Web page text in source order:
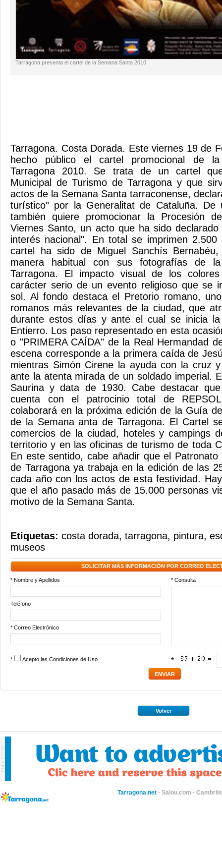
Tarragona presenta el cartel de la Semana Santa 2010
Tarragona. Costa Dorada. Este viernes 19 de
hecho público el cartel promocional de
Tarragona 2010. Se trata de un cartel
Municipal de Turismo de Tarragona y que
actos de la Semana Santa tarraconense,
turístico" por la Generalitat de Cataluña. De
también quiere promocionar la Procesión
Viernes Santo, un acto que ha sido
interés nacional". En total se imprimen
cartel ha sido de Miguel Sanchís
manera habitual con sus fotografías de
Tarragona. El impacto visual de los
carácter serio de un evento religioso que se
sol. Al fondo destaca el Pretorio romano,
romanos más relevantes de la ciudad, que
durante estos días y ante el cual se inicia la
Entierro. Los paso representado en esta
o "PRIMERA CAÍDA" de la Real Hermandad
escena corresponde a la primera caída de
mientras Simón Cirene la ayuda con la cruz
ante la atenta mirada de un soldado imperial.
Saurina y data de 1930. Cabe destacar
cuenta con el patrocinio total de
colaborará en la próxima edición de la Guía
de la Semana anta de Tarragona. El Cartel
comercios de la ciudad, hoteles y campings
territorio y en las oficinas de turismo de toda
En este sentido, cabe añadir que el Patronato
de Tarragona ya trabaja en la edición de las
cada año con los actos de esta festividad.
que el año pasado más de 15.000 personas
motivo de la Semana Santa.
Etiquetas: costa dorada, tarragona, pintura,
museos
SOLICITAR MÁS INFORMACIÓN POR CORREO
* Nombre y Apellidos * Consulta
Teléfono
* Correo Electrónico
* Acepto las Condiciones de Uso *
Volver
Tarragona.net · Salou.com ·